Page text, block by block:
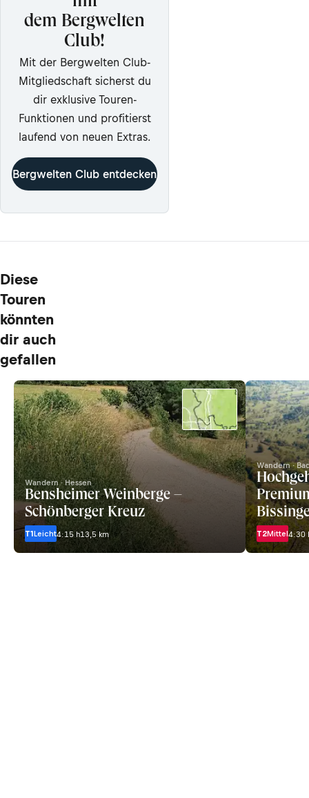
dem Bergwelten
Club!
Mit der Bergwelten Club-
Mitgliedschaft sicherst du
dir exklusive Touren-
Funktionen und profitierst
laufend von neuen Extras.
Bergwelten Club entdecken
Diese
Touren
könnten
dir auch
gefallen
Wandern · Hessen
Bensheimer Weinberge –
Schönberger Kreuz
T1Leicht4:15 h13,5 km
Wandern ·
T2Mittel4:30